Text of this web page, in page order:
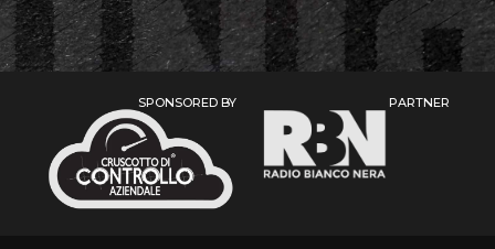
SPONSORED BY PARTNER